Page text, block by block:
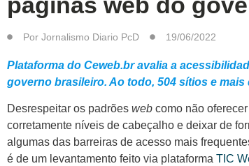
Por Jornalismo Diario PcD 19/06/2022
Plataforma do Ceweb.br avalia a
governo brasileiro. Ao todo, 504 sítios e
Desrespeitar os padrões web como não
corretamente níveis de cabeçalho e deixar de
algumas das barreiras de acesso mais
é de um levantamento feito via plataforma TIC